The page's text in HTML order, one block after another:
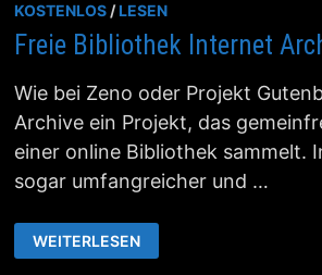
KOSTENLOS /LESEN
Freie Bibliothek Internet
Wie bei Zeno oder Projekt
Archive ein Projekt, das
einer online Bibliothek sammelt.
sogar umfangreicher und …
FREIE
BIBLIOTHEK
INTERNET
WEITERLESEN